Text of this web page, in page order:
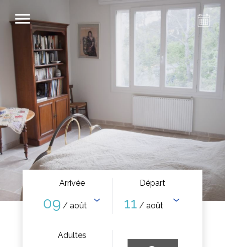
Arrivée
09 / août
Départ
11 / août
Adultes